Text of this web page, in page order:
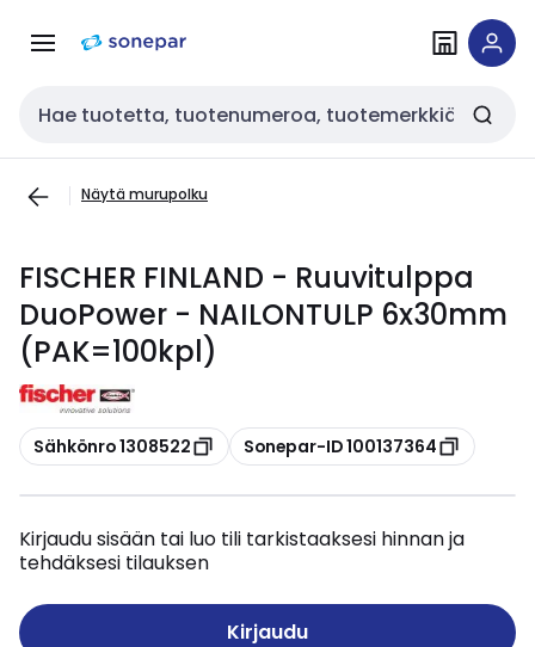
navigointiinsisältöön
Haku
Näytä murupolku
FISCHER FINLAND - Ruuvitulppa
DuoPower - NAILONTULP 6x30mm
(PAK=100kpl)
Kopioi
Sähkönro 1308522 Kopioi
Sonepar-ID 100137364
Kirjaudu sisään tai luo tili tarkistaaksesi hinnan ja
tehdäksesi tilauksen
Kirjaudu